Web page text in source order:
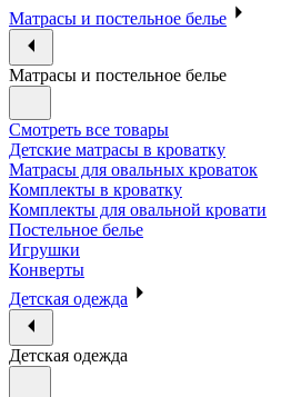
Матрасы и постельное белье
Матрасы и постельное белье
Смотреть все товары
Детские матрасы в кроватку
Матрасы для овальных кроваток
Комплекты в кроватку
Комплекты для овальной кровати
Постельное белье
Игрушки
Конверты
Детская одежда
Детская одежда